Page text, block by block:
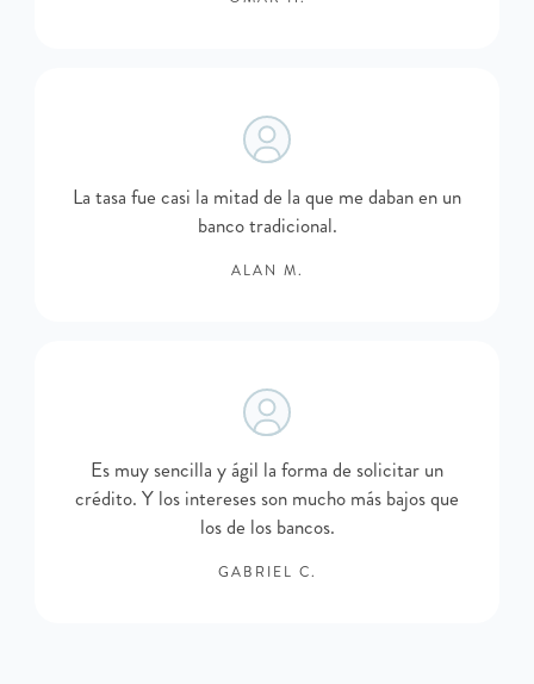
La tasa fue casi la mitad de la que me daban en un
banco tradicional.
ALAN M.
Es muy sencilla y ágil la forma de solicitar un
crédito. Y los intereses son mucho más bajos que
los de los bancos.
GABRIEL C.